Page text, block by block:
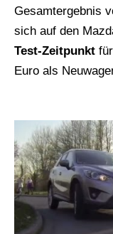
Gesamtergebnis
sich auf den
Test-Zeitpunkt
Euro als